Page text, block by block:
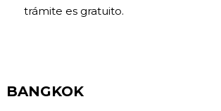
trámite es gratuito.
BANGKOK